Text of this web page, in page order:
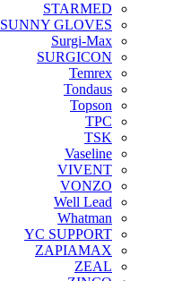
STARMED
SUNNY GLOVES
Surgi-Max
SURGICON
Temrex
Tondaus
Topson
TPC
TSK
Vaseline
VIVENT
VONZO
Well Lead
Whatman
YC SUPPORT
ZAPIAMAX
ZEAL